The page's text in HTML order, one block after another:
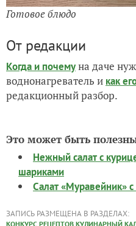
Готовое блюдо
От редакции
Когда и почемуна даче
воднонагреватель и как
редакционный разбор.
Это может быть
Нежный салат с
шариками
Салат «Муравейник»
ЗАПИСЬ РАЗМЕЩЕНА В РАЗДЕЛАХ:
КОНКУРС РЕЦЕПТОВ КУЛИНАРНЫЙ